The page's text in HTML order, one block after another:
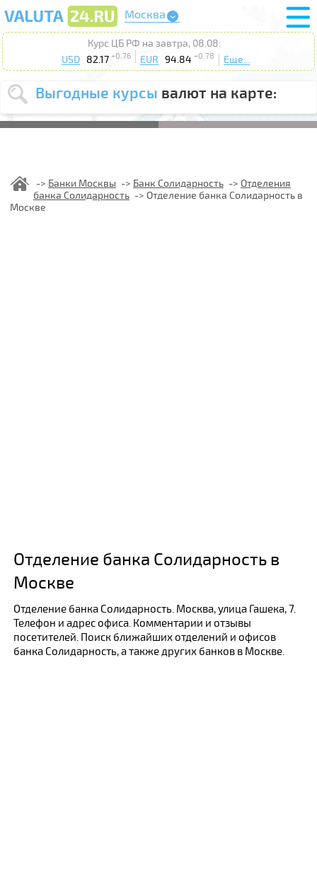
Москва
Курс ЦБ РФ на завтра, 08.08:
USD
82.17 +0.76 EUR 94.84 +0.78 Еще...
Выгодные курсы валют на карте:
Выберите
USD EUR
курс от
Выберите
действие
Банки Москвы Банк Солидарность
Отделения
банка Солидарность
Отделение банка Солидарность в
Москве
Отделение банка Солидарность в
Москве
Отделение банка Солидарность. Москва, улица Гашека, 7.
Телефон и адрес офиса. Комментарии и отзывы
посетителей. Поиск ближайших отделений и офисов
банка Солидарность, а также других банков в Москве.